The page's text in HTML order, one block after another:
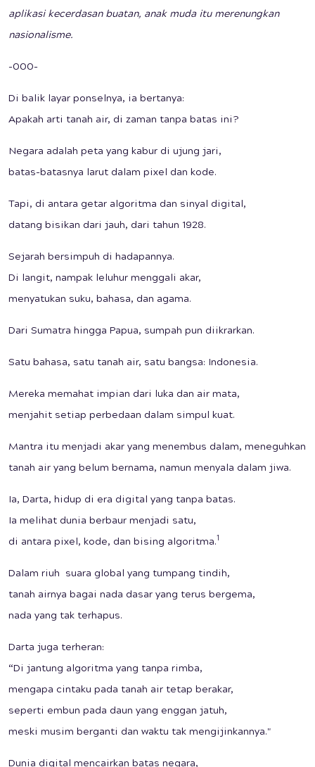
aplikasi kecerdasan buatan, anak muda itu merenungkan
nasionalisme.
-000-
Di balik layar ponselnya, ia bertanya:
Apakah arti tanah air, di zaman tanpa batas ini?
Negara adalah peta yang kabur di ujung jari,
batas-batasnya larut dalam pixel dan kode.
Tapi, di antara getar algoritma dan sinyal digital,
datang bisikan dari jauh, dari tahun 1928.
Sejarah bersimpuh di hadapannya.
Di langit, nampak leluhur menggali akar,
menyatukan suku, bahasa, dan agama.
Dari Sumatra hingga Papua, sumpah pun diikrarkan.
Satu bahasa, satu tanah air, satu bangsa: Indonesia.
Mereka memahat impian dari luka dan air mata,
menjahit setiap perbedaan dalam simpul kuat.
Mantra itu menjadi akar yang menembus dalam, meneguhkan
tanah air yang belum bernama, namun menyala dalam jiwa.
Ia, Darta, hidup di era digital yang tanpa batas.
Ia melihat dunia berbaur menjadi satu,
di antara pixel, kode, dan bising algoritma.1
Dalam riuh suara global yang tumpang tindih,
tanah airnya bagai nada dasar yang terus bergema,
nada yang tak terhapus.
Darta juga terheran:
“Di jantung algoritma yang tanpa rimba,
mengapa cintaku pada tanah air tetap berakar,
seperti embun pada daun yang enggan jatuh,
meski musim berganti dan waktu tak mengijinkannya."
Dunia digital mencairkan batas negara,